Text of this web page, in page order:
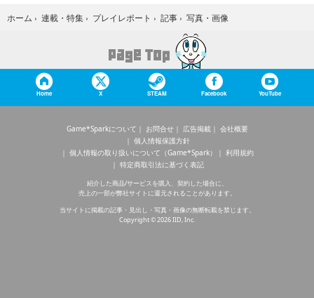
ホーム › 連載・特集 › プレイレポート › 記事 › 写真・画像
Home X STEAM Facebook YouTube
Game*Sparkについて お問合せ 広告掲載
会社概要
個人情報保護方針
個人情報の取り扱いについて（Game*Spark）
利用規約
特定商取引法に基づく表記
紹介した商品/サービスを購入、契約した場合に、
売上の一部が弊社サイトに還元されることがあります。
当サイトに掲載の記事・見出し・写真・画像の無断転載を禁じます。
Copyright © 2026 IID, Inc.